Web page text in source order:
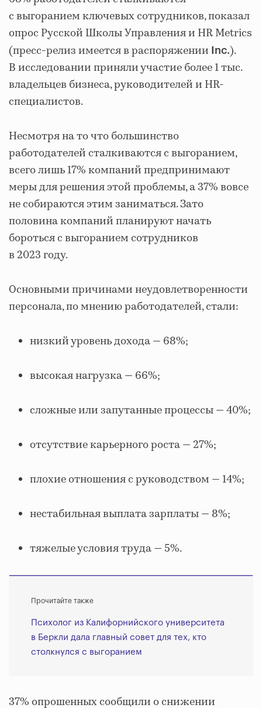
с выгоранием ключевых сотрудников, показал
опрос Русской Школы Управления и HR Metrics
(пресс-релиз имеется в распоряжении
Inc.).
В исследовании приняли участие более 1 тыс.
владельцев бизнеса, руководителей и HR-
специалистов.
Несмотря на то что большинство
работодателей сталкиваются с выгоранием,
всего лишь 17% компаний предпринимают
меры для решения этой проблемы, а 37% вовсе
не собираются этим заниматься. Зато
половина компаний планируют начать
бороться с выгоранием сотрудников
в 2023 году.
Основными причинами неудовлетворенности
персонала, по мнению работодателей, стали:
низкий уровень дохода — 68%;
высокая нагрузка — 66%;
сложные или запутанные процессы — 40%;
отсутствие карьерного роста — 27%;
плохие отношения с руководством — 14%;
нестабильная выплата зарплаты — 8%;
тяжелые условия труда — 5%.
Прочитайте также
Психолог из Калифорнийского университета
в Беркли дала главный совет для тех, кто
столкнулся с выгоранием
37% опрошенных сообщили о снижении